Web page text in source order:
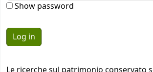
Show password